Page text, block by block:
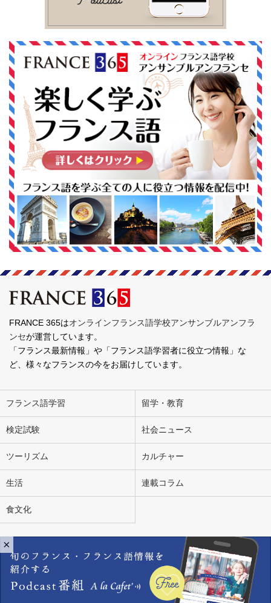
FRANCE 365はオンラインフランス語学校アンサンブルアンフラ
ンセが運営しています。
「フランス最新情報」や「フランス語学習者に役立つ情報」な
ど、様々なフランスの今をお届けしています。
フランス語学習 留学・教育
検定試験 社会ニュース
ツーリズム カルチャー
生活 連載コラム
食文化
ライター募集
個人情報の取り扱いについて
Copyright Ensemble en Français. All Rights Reserved.
×